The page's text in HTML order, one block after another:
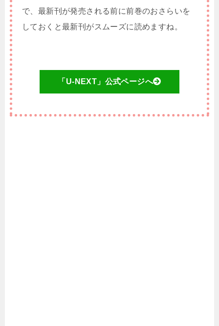
で、最新刊が発売される前に前巻のおさらいを
しておくと最新刊がスムーズに読めますね。
「U-NEXT」公式ページへ